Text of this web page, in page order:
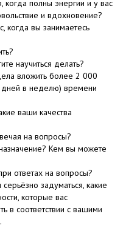
когда полны энергии и у вас
и вдохновение?
когда вы занимаетесь
научиться делать?
вложить более 2 000
в неделю) времени
ваши качества
на вопросы?
Кем вы можете
ответах на вопросы?
задуматься, какие
которые вас
в соответствии с вашими